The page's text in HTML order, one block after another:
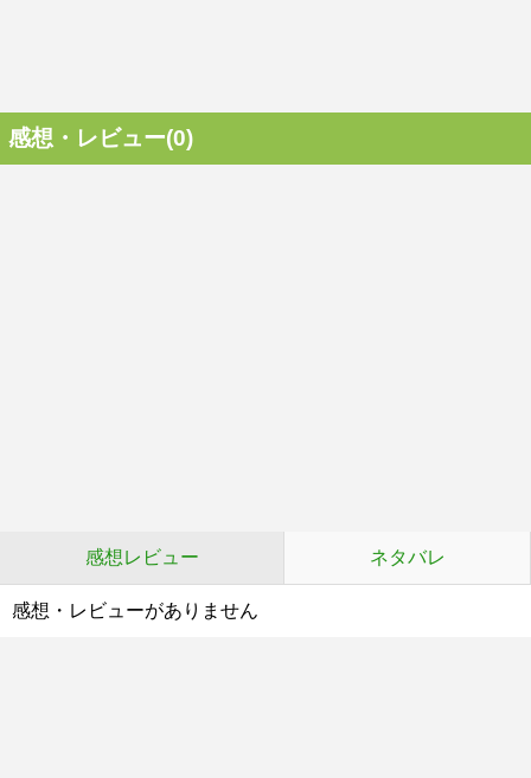
感想・レビュー(0)
感想レビュー ネタバレ
感想・レビューがありません